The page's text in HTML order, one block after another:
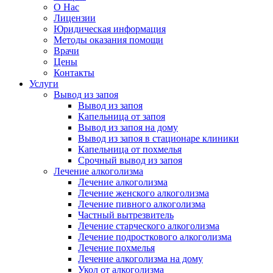
О Нас
Лицензии
Юридическая информация
Методы оказания помощи
Врачи
Цены
Контакты
Услуги
Вывод из запоя
Вывод из запоя
Капельница от запоя
Вывод из запоя на дому
Вывод из запоя в стационаре клиники
Капельница от похмелья
Срочный вывод из запоя
Лечение алкоголизма
Лечение алкоголизма
Лечение женского алкоголизма
Лечение пивного алкоголизма
Частный вытрезвитель
Лечение старческого алкоголизма
Лечение подросткового алкоголизма
Лечение похмелья
Лечение алкоголизма на дому
Укол от алкоголизма